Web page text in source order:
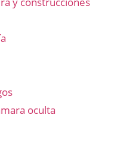
oculta